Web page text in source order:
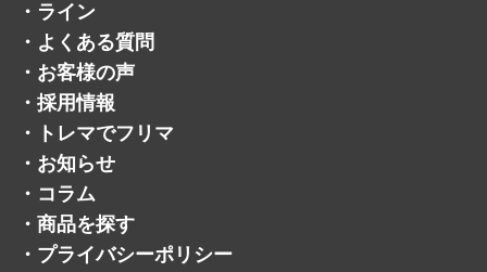
・ ライン
・ よくある質問
・ お客様の声
・ 採用情報
・
トレマでフリマ
・ お知らせ
・ コラム
・ 商品を探す
・ プライバシーポリシー